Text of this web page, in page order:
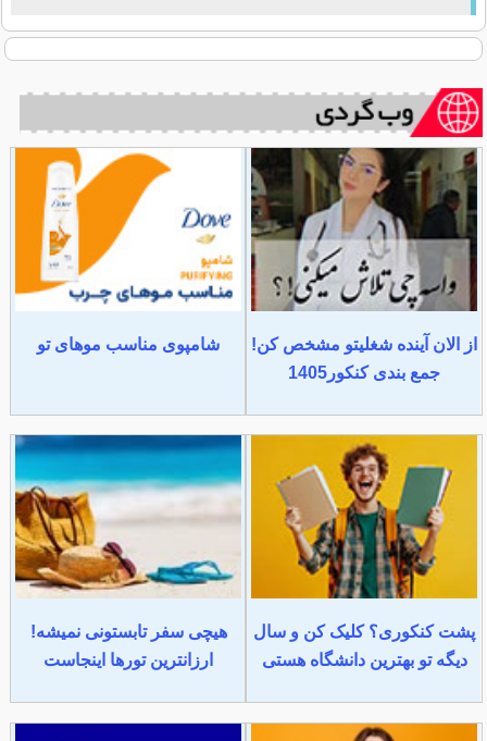
از الان آینده شغلیتو مشخص کن!
جمع بندی کنکور1405
شامپوی مناسب موهای تو
پشت کنکوری؟ کلیک کن و سال
دیگه تو بهترین دانشگاه هستی
هیچی سفر تابستونی نمیشه!
ارزانترین تورها اینجاست